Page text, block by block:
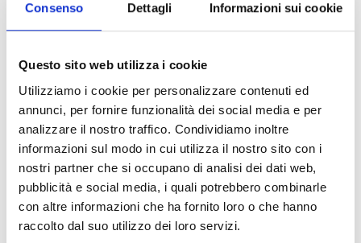
Consenso Dettagli Informazioni sui cookie
Questo sito web utilizza i cookie
Utilizziamo i cookie per personalizzare contenuti ed
annunci, per fornire funzionalità dei social media e per
analizzare il nostro traffico. Condividiamo inoltre
informazioni sul modo in cui utilizza il nostro sito con i
nostri partner che si occupano di analisi dei dati web,
pubblicità e social media, i quali potrebbero combinarle
con altre informazioni che ha fornito loro o che hanno
raccolto dal suo utilizzo dei loro servizi.
e per la sua finalità solidale beneficia del patrocinio
dell'Assessorato alle Politiche Sociosanitarie del Comune di
Ferrara.
"Un'iniziativa di questo genere - ha dichiarato l'assessore
comunale alle Politiche Sociosanitarie, Cristina Coletti
rappresenta al meglio il valore educativo e sociale che una realtà
come Istituto Paideia porta avanti da anni sul nostro territorio.
Quello che si realizzerà venerdì è un evento concreto di solidarietà